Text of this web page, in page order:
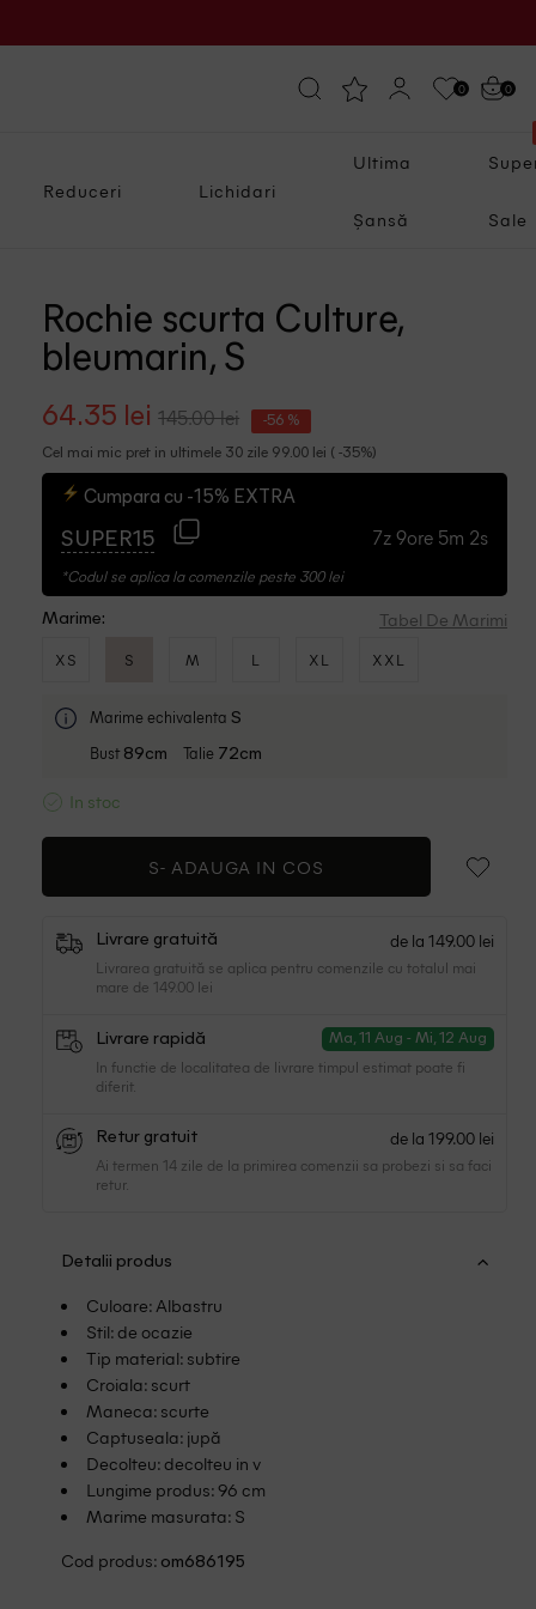
0 0
Reduceri Lichidari
Ultima
Șansă Sale
Rochie scurta Culture,
bleumarin, S
64.35 lei 145.00 lei -56 %
Cel mai mic pret in ultimele 30 zile 99.00 lei ( -35%)
Cumpara cu -15% EXTRA
SUPER15 7z 9ore 5m 1s
*Codul se aplica la comenzile peste 300 lei
Marime: Tabel De Marimi
XS S M L XL XXL
Marime echivalenta S
Bust 89cm Talie 72cm
In stoc
S- ADAUGA IN COS
Livrare gratuită de la 149.00 lei
Livrarea gratuită se aplica pentru comenzile cu totalul mai
mare de 149.00 lei
Livrare rapidă Ma, 11 Aug - Mi, 12 Aug
In functie de localitatea de livrare timpul estimat poate fi
diferit.
Retur gratuit de la 199.00 lei
Ai termen 14 zile de la primirea comenzii sa probezi si sa faci
retur.
Detalii produs
Culoare: Albastru
Stil: de ocazie
Tip material: subtire
Croiala: scurt
Maneca: scurte
Captuseala: jupă
Decolteu: decolteu in v
Lungime produs: 96 cm
Marime masurata: S
Cod produs: om686195